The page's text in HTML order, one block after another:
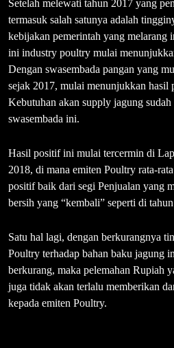
Setelah melewati tahun 2017 yang
termasuk salah satunya adalah
kebijakan pemerintah yang melarang
ini industry poultry mulai
Dengan swasembada pangan yang
sejak 2017, mulai menunjukkan hasil
Kebutuhan akan supply jagung
swasembada ini.
Hasil positif ini mulai tercermin di
2018, di mana emiten Poultry rata-
positif baik dari segi Penjualan yang
bersih yang “kembali” seperti di
Satu hal lagi, dengan berkurangnya
Poultry terhadap bahan baku jagung
berkurang, maka pelemahan Rupiah
juga tidak akan terlalu memberikan
kepada emiten Poultry.